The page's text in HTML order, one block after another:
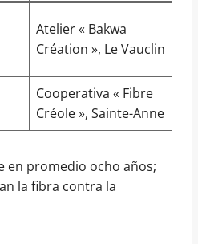
Atelier « Bakwa
Création », Le Vauclin
Cooperativa « Fibre
Créole », Sainte-Anne
en promedio ocho años;
la fibra contra la